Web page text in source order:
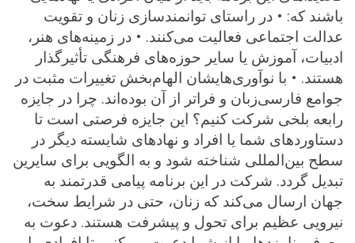
باشند که: • در راستای توانمندسازی زنان و تقویت
عدالت اجتماعی فعالیت می‌کنند. • در زمینه‌های هنر،
ادبیات، آموزش یا سایر حوزه‌های فرهنگی تأثیرگذار
هستند. • با نوآوری‌هایشان الهام‌بخش تغییرات مثبت در
جوامع فارسی‌زبان و فراتر از آن بوده‌اند. چرا در جایزه
رابعه بلخی شرکت کنیم؟ این جایزه فرصتی است تا
دستاوردهای شما یا افراد و نهادهای شایسته دیگر در
سطح بین‌المللی شناخته شود و به الگویی برای سایرین
تبدیل گردد. شرکت در این برنامه پیامی قدرتمند به
جهان ارسال می‌کند که زنان، حتی در شرایط سخت،
نیرویی عظیم برای تحول و پیشرفت هستند. دعوت به